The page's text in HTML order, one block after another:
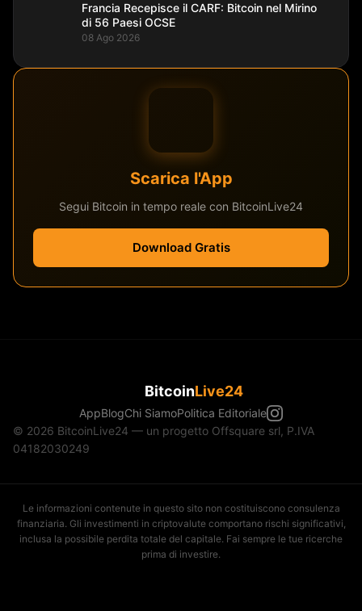
Francia Recepisce il CARF: Bitcoin nel Mirino
di 56 Paesi OCSE
08 Ago 2026
Scarica l'App
Segui Bitcoin in tempo reale con BitcoinLive24
Download Gratis
BitcoinLive24
AppBlogChi SiamoPolitica Editoriale
© 2026 BitcoinLive24 — un progetto Offsquare srl, P.IVA
04182030249
Le informazioni contenute in questo sito non costituiscono consulenza
finanziaria. Gli investimenti in criptovalute comportano rischi significativi,
inclusa la possibile perdita totale del capitale. Fai sempre le tue ricerche
prima di investire.